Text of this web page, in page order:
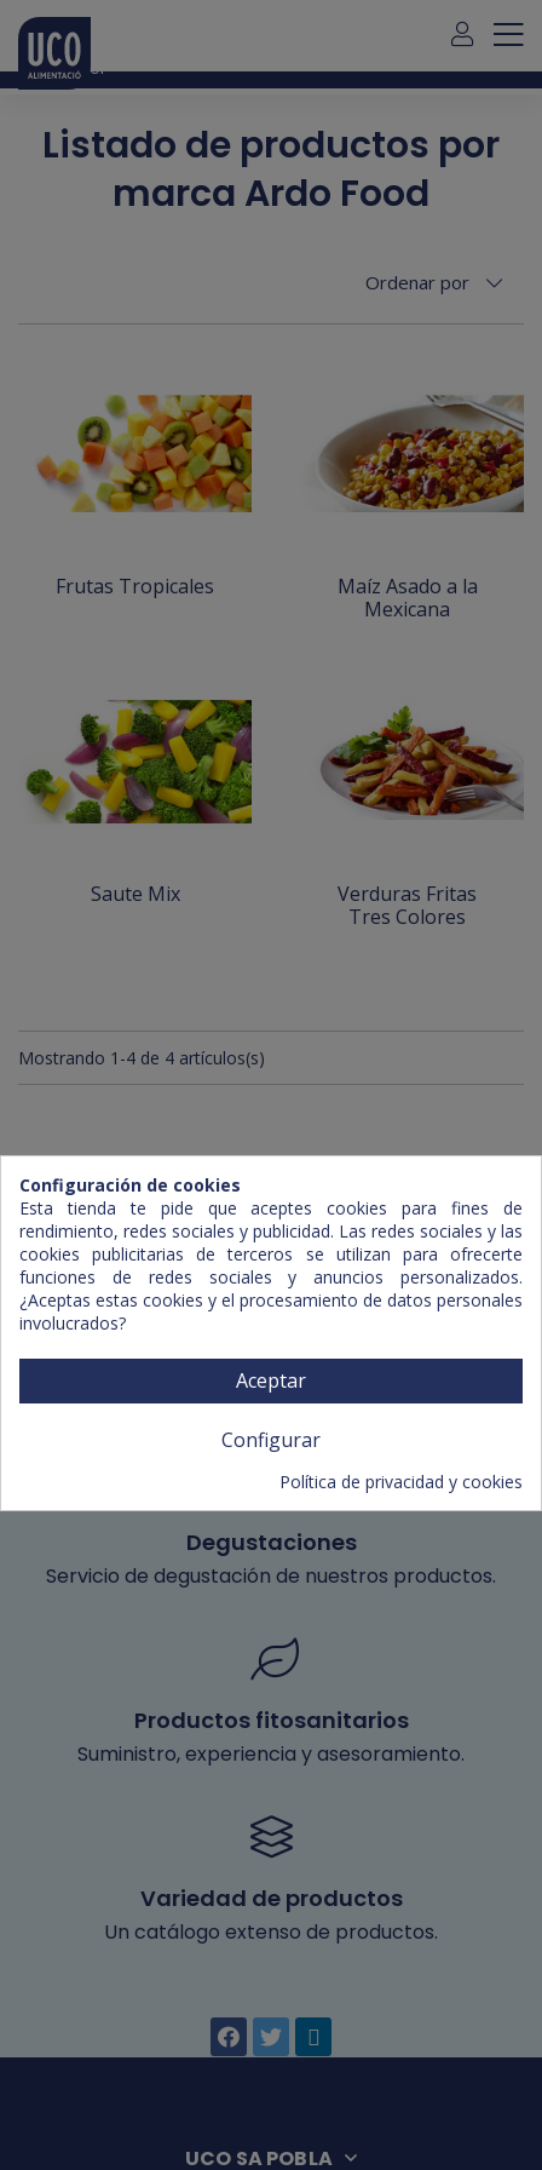
Para envío de pedidos fuera de Mallorca debe contactar con
Español
Listado de productos por
marca Ardo Food
Ordenar por
Frutas Tropicales
Maíz Asado a la
Mexicana
Saute Mix
Verduras Fritas
Tres Colores
Mostrando 1-4 de 4 artículos(s)
Actualmente trabajamos en Mallorca, Menorca e
Ibiza.
Degustaciones
Servicio de degustación de nuestros productos.
Productos fitosanitarios
Suministro, experiencia y asesoramiento.
Variedad de productos
Un catálogo extenso de productos.
UCO SA POBLA
Configuración de cookies
Esta tienda te pide que aceptes cookies para fines de
rendimiento, redes sociales y publicidad. Las redes sociales y las
cookies publicitarias de terceros se utilizan para ofrecerte
funciones de redes sociales y anuncios personalizados.
¿Aceptas estas cookies y el procesamiento de datos personales
involucrados?
Aceptar
Configurar
Política de privacidad y cookies